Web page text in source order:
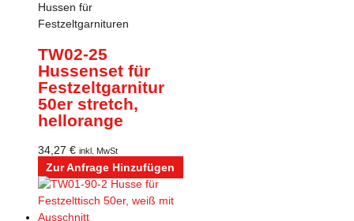
Hussen für
Festzeltgarnituren
TW02-25
Hussenset für
Festzeltgarnitur
50er stretch,
hellorange
34,27 € inkl. MwSt
Zur Anfrage Hinzufügen